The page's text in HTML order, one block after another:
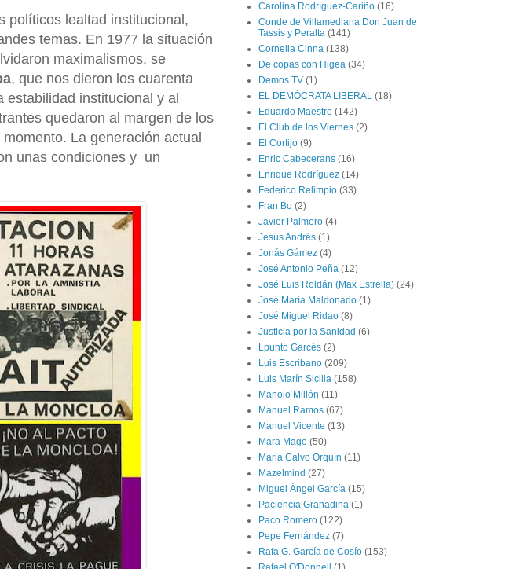
políticos lealtad institucional,
temas. En 1977 la situación
maximalismos, se
, que nos dieron los cuarenta
estabilidad institucional y al
quedaron al margen de los
La generación actual
unas condiciones y un
Carolina Rodríguez-Cariño (16)
Conde de Villamediana Don Juan de
Tassis y Peralta (141)
Cornelia Cinna (138)
De copas con Higea (34)
Demos TV (1)
EL DEMÓCRATA LIBERAL (18)
Eduardo Maestre (142)
El Club de los Viernes (2)
El Cortijo (9)
Enric Cabecerans (16)
Enrique Rodríguez (14)
Federico Relimpio (33)
Fran Bo (2)
Javier Palmero (4)
Jesús Andrés (1)
Jonás Gámez (4)
José Antonio Peña (12)
José Luis Roldán (Max Estrella) (24)
José María Maldonado (1)
José Miguel Ridao (8)
Justicia por la Sanidad (6)
Lpunto Garcés (2)
Luis Escribano (209)
Luis Marín Sicilia (158)
Manolo Millón (11)
Manuel Ramos (67)
Manuel Vicente (13)
Mara Mago (50)
Maria Calvo Orquín (11)
Mazelmind (27)
Miguel Ángel García (15)
Paciencia Granadina (1)
Paco Romero (122)
Pepe Fernández (7)
Rafa G. García de Cosío (153)